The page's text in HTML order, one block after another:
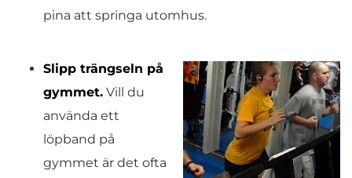
pina att springa utomhus.
Slipp trängseln på
gymmet. Vill du
använda ett
löpband på
gymmet är det ofta